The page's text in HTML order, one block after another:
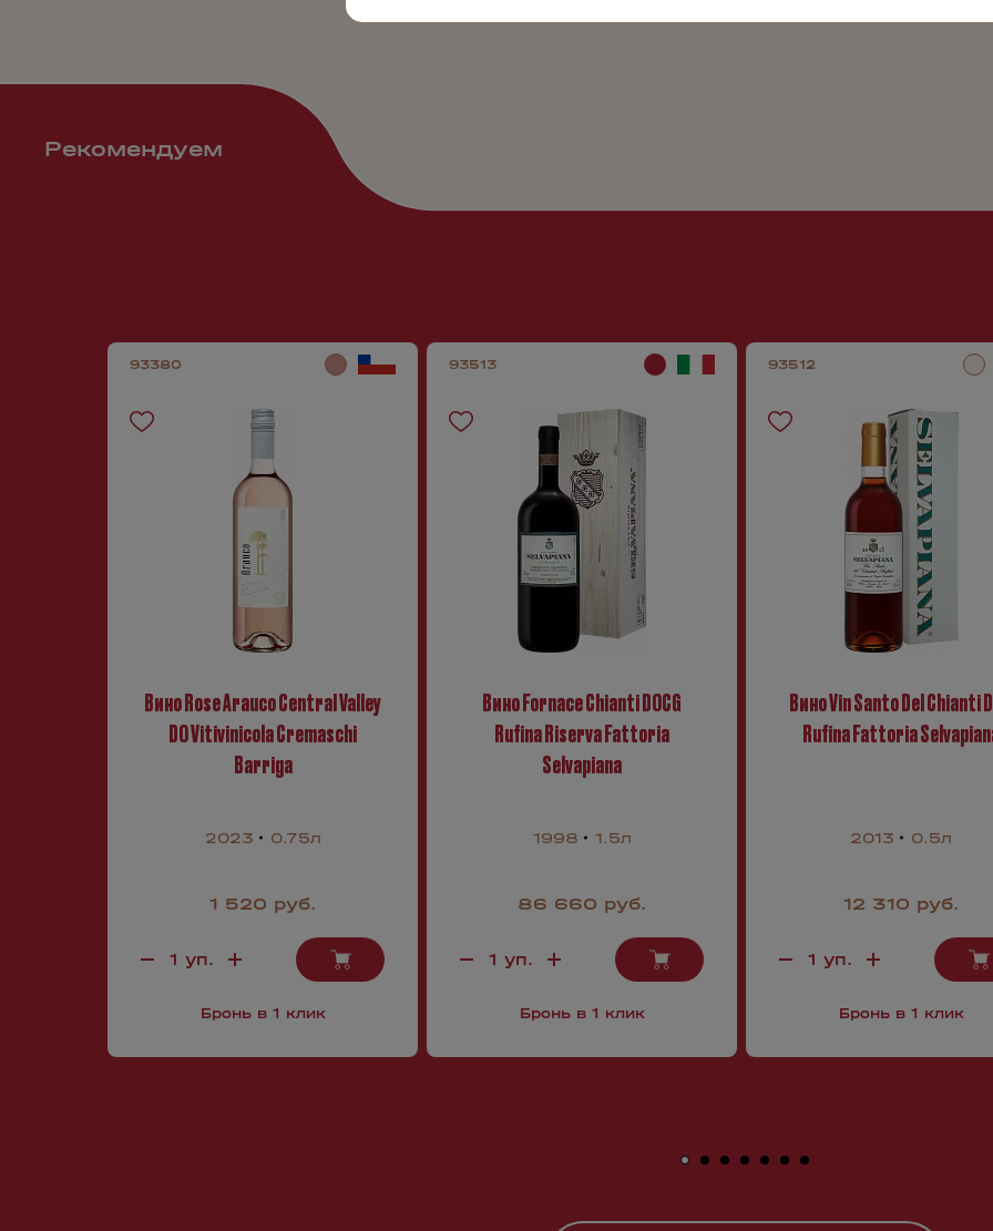
Рекомендуем
93380
Вино Rose Arauco Central Valley
DO Vitivinicola Cremaschi
Barriga
2023 0.75л
1 520 руб.
Бронь в 1 клик
93513
Вино Fornace Chianti DOCG
Rufina Riserva Fattoria
Selvapiana
1998 1.5л
86 660 руб.
Бронь в 1 клик
93512
Вино Vin Santo Del Chianti
Rufina Fattoria
2013 0.5л
12 310 руб.
Бронь в 1 клик